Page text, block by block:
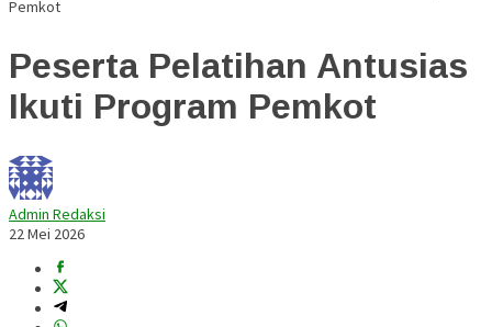
Pemkot
Peserta Pelatihan Antusias
Ikuti Program Pemkot
Admin Redaksi
22 Mei 2026